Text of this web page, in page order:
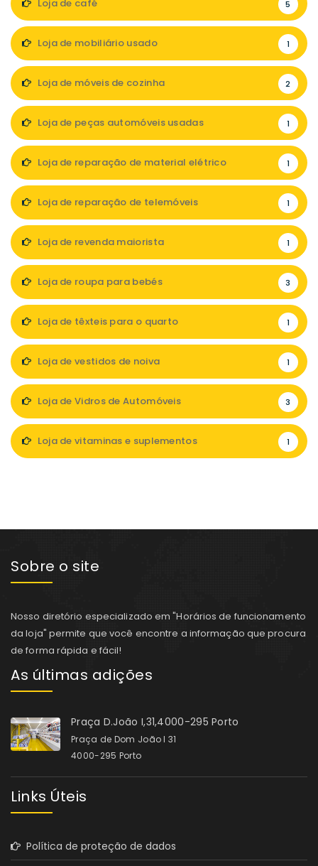
Loja de café 5
Loja de mobiliário usado 1
Loja de móveis de cozinha 2
Loja de peças automóveis usadas 1
Loja de reparação de material elétrico 1
Loja de reparação de telemóveis 1
Loja de revenda maiorista 1
Loja de roupa para bebés 3
Loja de têxteis para o quarto 1
Loja de vestidos de noiva 1
Loja de Vidros de Automóveis 3
Loja de vitaminas e suplementos 1
Sobre o site
Nosso diretório especializado em "Horários de funcionamento
da loja" permite que você encontre a informação que procura
de forma rápida e fácil!
As últimas adições
Praça D.João I,31,4000-295 Porto
Praça de Dom João I 31
4000-295 Porto
Links Úteis
Política de proteção de dados